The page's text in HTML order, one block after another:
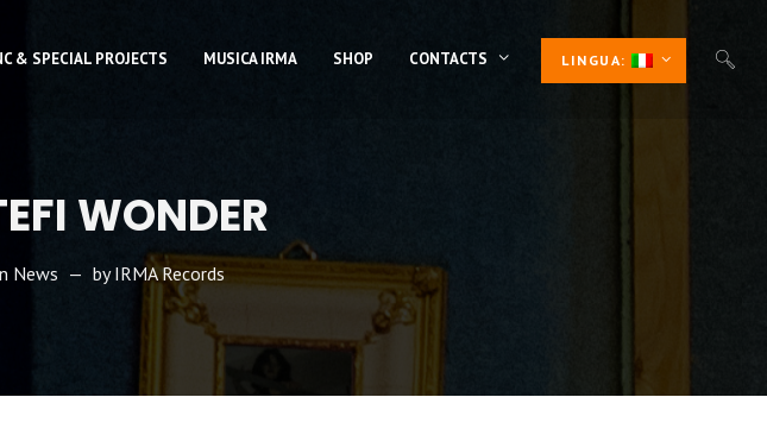
& SPECIAL PROJECTS MUSICA IRMA SHOP CONTACTS LINGUA:
WONDER
News byIRMA Records